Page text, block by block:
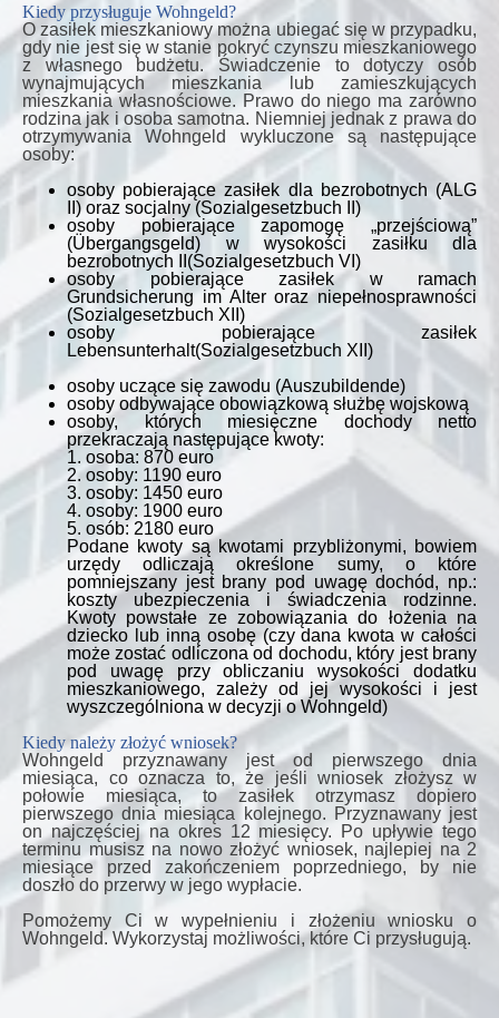
Kiedy przysługuje Wohngeld?
O zasiłek mieszkaniowy można ubiegać się w przypadku,
gdy nie jest się w stanie pokryć czynszu mieszkaniowego
z własnego budżetu. Świadczenie to dotyczy osób
wynajmujących mieszkania lub zamieszkujących
mieszkania własnościowe. Prawo do niego ma zarówno
rodzina jak i osoba samotna. Niemniej jednak z prawa do
otrzymywania Wohngeld wykluczone są następujące
osoby:
osoby pobierające zasiłek dla bezrobotnych (ALG
II) oraz socjalny (Sozialgesetzbuch II)
osoby pobierające zapomogę „przejściową”
(Übergangsgeld) w wysokości zasiłku dla
bezrobotnych II(Sozialgesetzbuch VI)
osoby pobierające zasiłek w ramach
Grundsicherung im Alter oraz niepełnosprawności
(Sozialgesetzbuch XII)
osoby pobierające zasiłek
Lebensunterhalt(Sozialgesetzbuch XII)
osoby uczące się zawodu (Auszubildende)
osoby odbywające obowiązkową służbę wojskową
osoby, których miesięczne dochody netto
przekraczają następujące kwoty:
1. osoba: 870 euro
2. osoby: 1190 euro
3. osoby: 1450 euro
4. osoby: 1900 euro
5. osób: 2180 euro
Podane kwoty są kwotami przybliżonymi, bowiem
urzędy odliczają określone sumy, o które
pomniejszany jest brany pod uwagę dochód, np.:
koszty ubezpieczenia i świadczenia rodzinne.
Kwoty powstałe ze zobowiązania do łożenia na
dziecko lub inną osobę (czy dana kwota w całości
może zostać odliczona od dochodu, który jest brany
pod uwagę przy obliczaniu wysokości dodatku
mieszkaniowego, zależy od jej wysokości i jest
wyszczególniona w decyzji o Wohngeld)
Kiedy należy złożyć wniosek?
Wohngeld przyznawany jest od pierwszego dnia
miesiąca, co oznacza to, że jeśli wniosek złożysz w
połowie miesiąca, to zasiłek otrzymasz dopiero
pierwszego dnia miesiąca kolejnego. Przyznawany jest
on najczęściej na okres 12 miesięcy. Po upływie tego
terminu musisz na nowo złożyć wniosek, najlepiej na 2
miesiące przed zakończeniem poprzedniego, by nie
doszło do przerwy w jego wypłacie.
Pomożemy Ci w wypełnieniu i złożeniu wniosku o
Wohngeld. Wykorzystaj możliwości, które Ci przysługują.